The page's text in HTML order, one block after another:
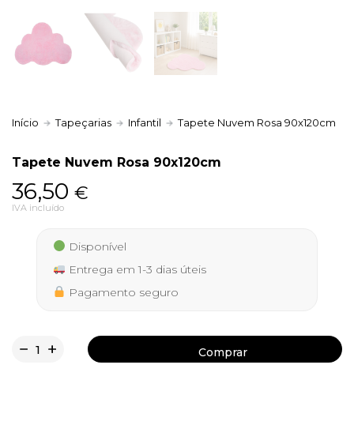
Início Tapeçarias Infantil Tapete Nuvem Rosa 90x120cm
Tapete Nuvem Rosa 90x120cm
36,50 €
IVA incluído
Disponível
Entrega em 1-3 dias úteis
Pagamento seguro
Comprar